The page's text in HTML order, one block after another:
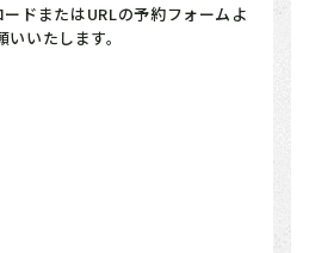
ドまたはURLの予約フォームよ
いいたします。